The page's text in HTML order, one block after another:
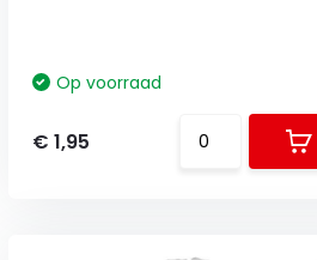
Op voorraad
€ 1,95